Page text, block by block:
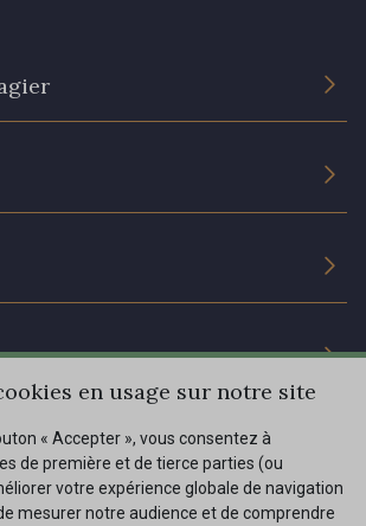
Belgique, International
fréquentes
en usage sur notre site
« Accepter », vous consentez à
de première et de tierce parties (ou
votre expérience globale de navigation
mesurer notre audience et de comprendre